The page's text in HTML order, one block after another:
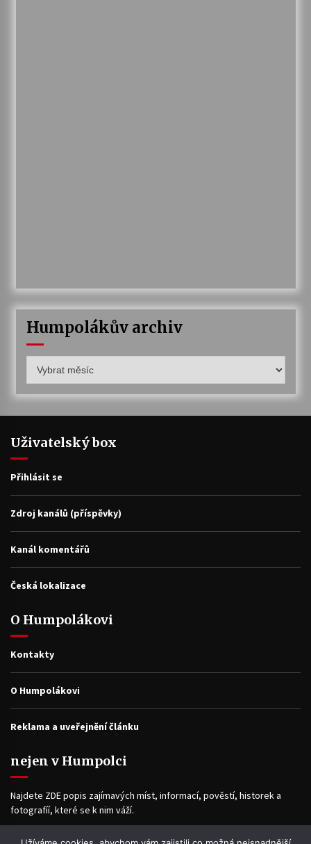
Humpolákův archiv
archiv
Uživatelský box
Přihlásit se
Zdroj kanálů (příspěvky)
Kanál komentářů
Česká lokalizace
O Humpolákovi
Kontakty
O Humpolákovi
Reklama a uveřejnění článku
nejen v Humpolci
Najdete ZDE popis zajímavých míst, informací, pověstí, historek a
fotografíí, které se k nim váží.